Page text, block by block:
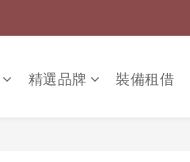
精選品牌 裝備租借